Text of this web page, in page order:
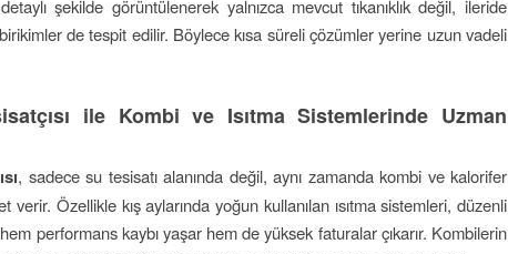
şekilde görüntülenerek yalnızca mevcut tıkanıklık değil, ileride
de tespit edilir. Böylece kısa süreli çözümler yerine uzun vadeli
ile Kombi ve Isıtma Sistemlerinde Uzman
, sadece su tesisatı alanında değil, aynı zamanda kombi ve kalorifer
verir. Özellikle kış aylarında yoğun kullanılan ısıtma sistemleri, düzenli
hem performans kaybı yaşar hem de yüksek faturalar çıkarır. Kombilerin